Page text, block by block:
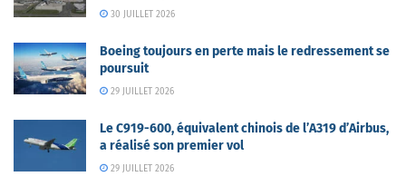
30 JUILLET 2026
Boeing toujours en perte mais le redressement se
poursuit
29 JUILLET 2026
Le C919-600, équivalent chinois de l’A319 d’Airbus,
a réalisé son premier vol
29 JUILLET 2026